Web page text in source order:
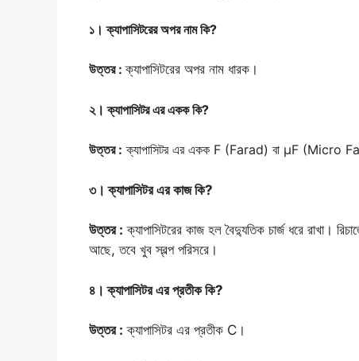
১ । ক্যাপাসিটরের অপর নাম কি?
উত্তর :ক্যাপাসিটরের অপর নাম ধারক।
২।ক্যাপাসিটর এর একক কি?
উত্তর : ক্যাপাসিটর এর একক F (Farad) বা µF (Micro
৩। ক্যাপাসিটর এর কাজ কি?
উত্তর : ক্যাপাসিটরের কাজ হল বৈদ্যুতিক চার্জ ধরে রাখা।
আছে, তবে খুব স্বল্প পরিসরে।
৪। ক্যাপাসিটর এর প্রতীক কি?
উত্তর : ক্যাপাসিটর এর প্রতীক C।